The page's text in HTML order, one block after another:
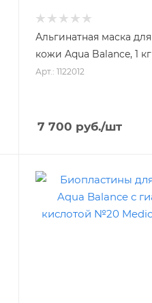
Альгинатная маска
кожи Aqua Balance, 1 кг
Арт.: 1122012
7 700 руб./шт